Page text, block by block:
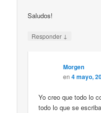
Saludos!
Responder ↓
Morgen
en4 mayo,
Yo creo que todo lo
todo lo que se